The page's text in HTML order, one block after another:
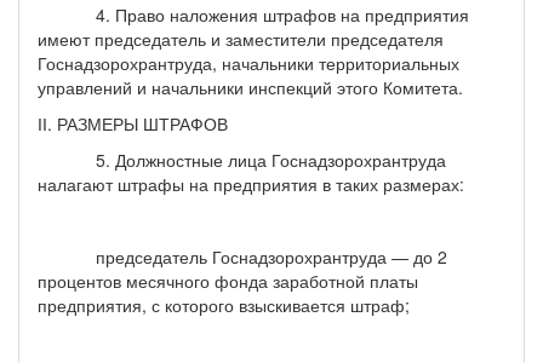
4. Право наложения штрафов на предприятия
имеют председатель и заместители председателя
Госнадзорохрантруда, начальники территориальных
управлений и начальники инспекций этого Комитета.
ІІ. РАЗМЕРЫ ШТРАФОВ
5. Должностные лица Госнадзорохрантруда
налагают штрафы на предприятия в таких размерах:
председатель Госнадзорохрантруда — до 2
процентов месячного фонда заработной платы
предприятия, с которого взыскивается штраф;